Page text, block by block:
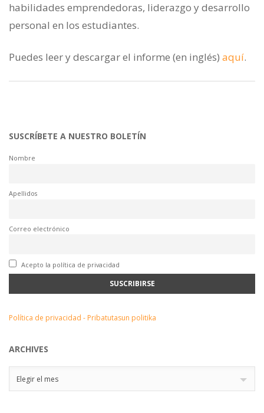
habilidades emprendedoras, liderazgo y desarrollo
personal en los estudiantes.
Puedes leer y descargar el informe (en inglés) aquí.
SUSCRÍBETE A NUESTRO BOLETÍN
Nombre
Apellidos
Correo electrónico
Acepto la política de privacidad
Política de privacidad - Pribatutasun politika
ARCHIVES
Elegir el mes